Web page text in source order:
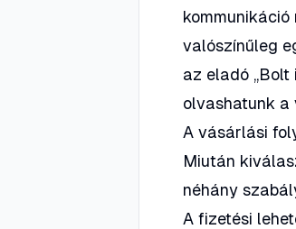
valószínűleg
az eladó „Bolt
olvashatunk a
A vásárlási
Miután
néhány
A fizetési